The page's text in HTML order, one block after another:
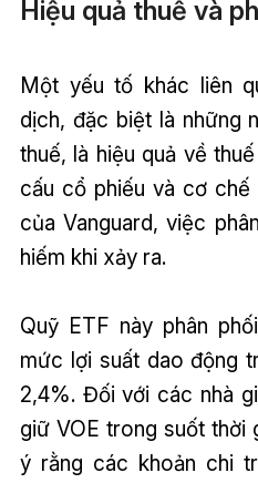
Hiệu quả thuế và
Một yếu tố khác liên
dịch, đặc biệt là những
thuế, là hiệu quả về
cấu cổ phiếu và cơ
của Vanguard, việc
hiếm khi xảy ra.
Quỹ ETF này phân phối
mức lợi suất dao động
2,4%. Đối với các nhà
giữ VOE trong suốt thời
ý rằng các khoản chi